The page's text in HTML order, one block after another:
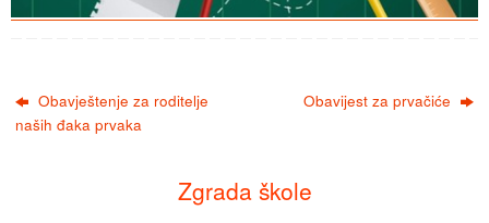
Obavještenje za roditelje
naših đaka prvaka
Obavijest za prvačiće
Zgrada škole